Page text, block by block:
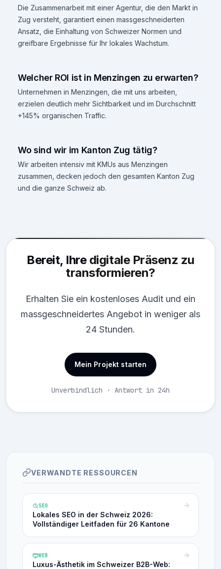
Die Zusammenarbeit mit einer Agentur, die den Markt in
Zug versteht, garantiert einen massgeschneiderten
Ansatz, die Einhaltung von Schweizer Normen und
greifbare Ergebnisse für Ihr lokales Wachstum.
Welcher ROI ist in Menzingen zu erwarten?
Unternehmen in Menzingen, die mit uns arbeiten,
erzielen deutlich mehr Sichtbarkeit und im Durchschnitt
+145% organischen Traffic.
Wo sind wir im Kanton Zug tätig?
Wir arbeiten intensiv mit KMUs aus Menzingen
zusammen, decken jedoch den gesamten Kanton Zug
und die ganze Schweiz ab.
Bereit, Ihre digitale Präsenz zu
transformieren?
Erhalten Sie ein kostenloses Audit und ein
massgeschneidertes Angebot in weniger als
24 Stunden.
Mein Projekt starten
Unverbindlich · Antwort in 24h
VERWANDTE RESSOURCEN
SEO
Lokales SEO in der Schweiz 2026:
Vollständiger Leitfaden für 26 Kantone
WEB
Luxus-Ästhetik im Schweizer B2B-Web: